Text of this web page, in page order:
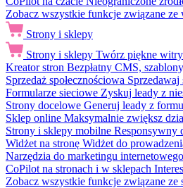
Zobacz wszystkie funkcje związane ze
Strony i sklepy
Strony i sklepy Twórz piękne
Kreator stron Bezpłatny CMS,
Sprzedaż społecznościowa
Formularze sieciowe Zyskuj leady z
Strony docelowe Generuj leady z
Sklep online Maksymalnie zwiększ
Strony i sklepy mobilne Responsywny
Widżet na stronę Widżet do
Narzędzia do marketingu internetowego
CoPilot na stronach i w sklepach
Zobacz wszystkie funkcje związane ze